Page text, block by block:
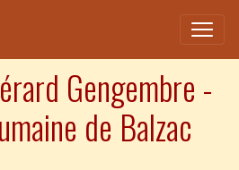
Gengembre -
de Balzac